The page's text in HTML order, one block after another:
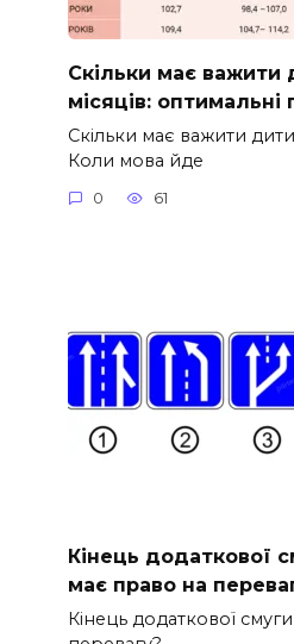
Скільки має важити
місяців: оптимальні
Скільки має важити
Коли мова йде
0 61
Кінець додаткової
має право на
Кінець додаткової